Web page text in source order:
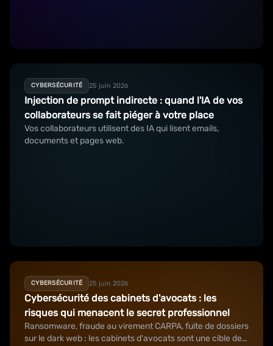
CYBERSÉCURITÉ 25 juin 2026
Injection de prompt indirecte : quand l'IA de vos
collaborateurs se fait piéger à votre place
Vos collaborateurs utilisent des IA qui lisent emails,
documents et pages web.
CYBERSÉCURITÉ 25 juin 2026
Cybersécurité des cabinets d'avocats : les
risques qui menacent le secret professionnel
Ransomware, fraude au virement CARPA, fuite de dossiers
sur le dark web : les cabinets d'avocats sont une cible de